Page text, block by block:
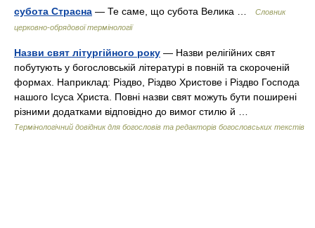
субота Страсна — Те саме, що субота Велика …
Словник
церковно-обрядової термінології
Назви свят літургійного року — Назви релігійних свят
побутують у богословській літературі в повній та скороченій
формах. Наприклад: Різдво, Різдво Христове і Різдво Господа
нашого Ісуса Христа. Повні назви свят можуть бути поширені
різними додатками відповідно до вимог стилю й …
Термінологічний довідник для богословів та редакторів богословських текстів